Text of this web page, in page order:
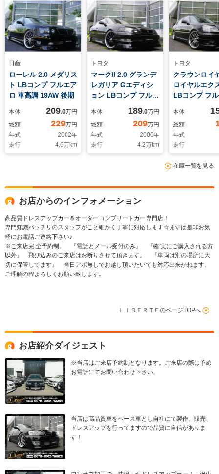
日産
ローレル 2.0 メダリス
ト LBコンプ フルエア
ロ 車高調 19AW 後期
本体 209.0万円
総額
229万円
年式
2002年
走行
4.6万km
トヨタ
マークII 2.0 グランデ
レガリア Gエディシ
ョン LBコンプ フルエ
革調
本体 189.0万円
総額
209万円
年式
2000年
走行
4.2万km
トヨタ
クラウンロイ
ロイヤルエク
LBコンプ フ
本体
総額
年式
走行
在庫一覧を見る
お店からのインフォメーション
高品質ドレスアップカー＆オーダーコンプリートカー専門店！
専門知識バッチリのスタッフがこと細かく丁寧に対応します☆まずは是非お気
軽にお電話ご連絡下さい♪
※ご来店完 全予約制。 『電話とメール受付のみ』 『確 実にご購入される方
以外』 飛び込みのご来店はお断りさせて頂きます。 『車両は別の場所に大
切に保管してます』 当日アポ無しでお越し頂いたいても対応出来かねます。
ご理解の程よろしくお願い致します。
ＬＩＢＥＲＴＥのページTOPへ
お店紹介ダイジェスト
※当店はご来店予約制となります。ご来店の際は予め
お電話にてお問い合わせ下さい。
当店は高品質車をベース車とし自社にて製作、販売、
ドレスアップを行ってますので品質に自信がありま
す！